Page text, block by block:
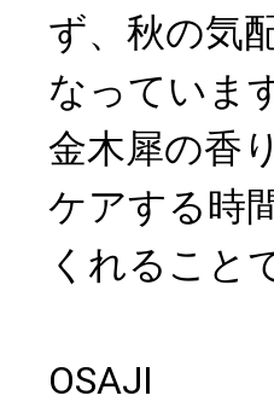
ず、秋の気
なっていま
金木犀の香
ケアする時
くれること
OSAJI